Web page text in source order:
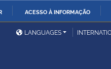
ACESSO À INFORMAÇÃO
Ministério das Relações
ExterioresLANGUAGES